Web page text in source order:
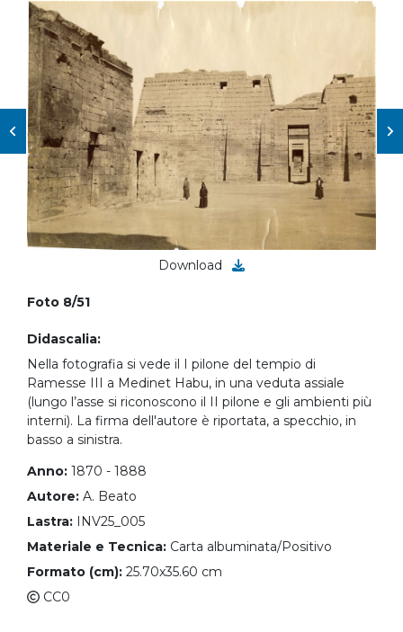
Download
Foto 8/51
Didascalia:
Nella fotografia si vede il I pilone del tempio di
Ramesse III a Medinet Habu, in una veduta assiale
(lungo l’asse si riconoscono il II pilone e gli ambienti più
interni). La firma dell'autore è riportata, a specchio, in
basso a sinistra.
Anno: 1870 - 1888
Autore: A. Beato
Lastra: INV25_005
Materiale e Tecnica: Carta albuminata/Positivo
Formato (cm): 25.70x35.60 cm
CC0